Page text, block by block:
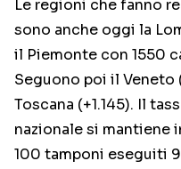
Le regioni che fanno
sono anche oggi la
il Piemonte con 1550
Seguono poi il Veneto
Toscana (+1.145). Il
nazionale si mantiene
100 tamponi eseguiti